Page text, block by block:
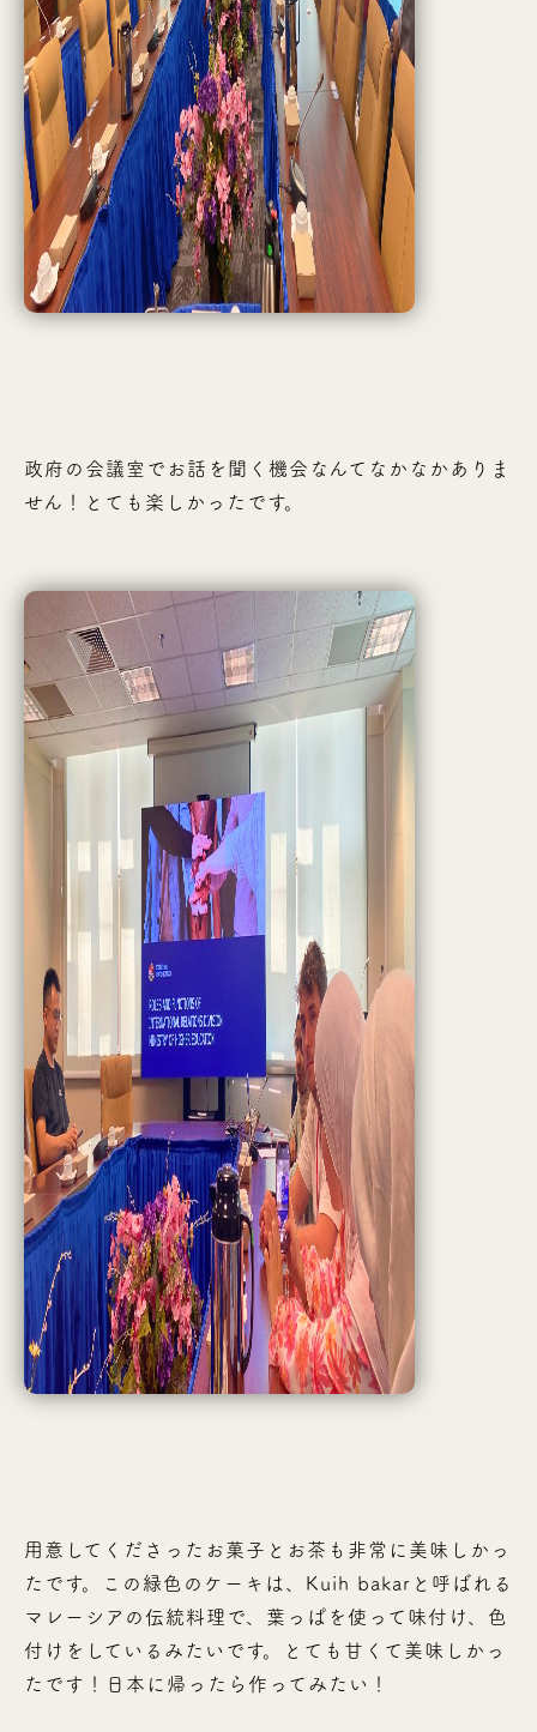
政府の会議室でお話を聞く機会なんてなかなかありま
せん！とても楽しかったです。
用意してくださったお菓子とお茶も非常に美味しかっ
たです。この緑色のケーキは、Kuih bakarと呼ばれる
マレーシアの伝統料理で、葉っぱを使って味付け、色
付けをしているみたいです。とても甘くて美味しかっ
たです！日本に帰ったら作ってみたい！